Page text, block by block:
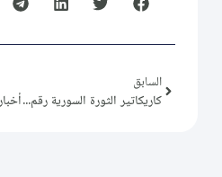
السابق
كاريكاتير الثورة السورية رقم (177)